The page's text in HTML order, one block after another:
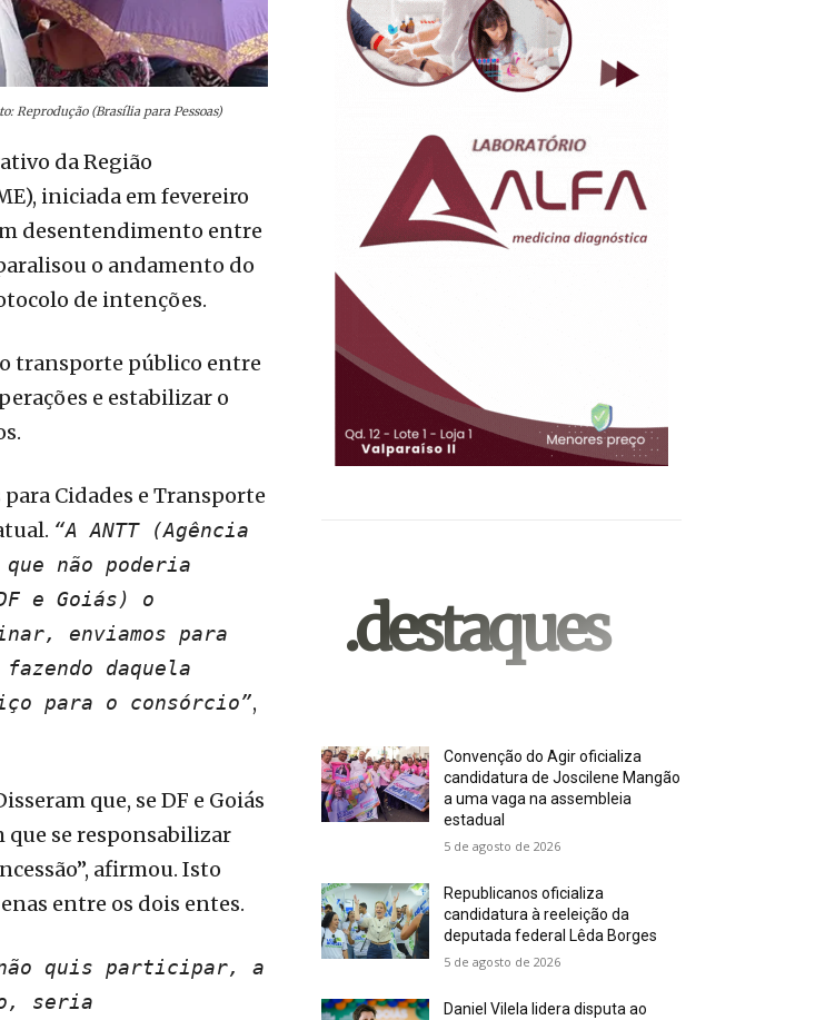
Reprodução (Brasília para Pessoas)
da Região
iniciada em fevereiro
desentendimento entre
o andamento do
de intenções.
transporte público entre
e estabilizar o
Cidades e Transporte
“A ANTT (Agência
não poderia
e Goiás) o
enviamos para
daquela
para o consórcio”,
que, se DF e Goiás
se responsabilizar
afirmou. Isto
entre os dois entes.
não quis participar, a
seria
.destaques
Convenção do Agir oficializa
candidatura de Joscilene Mangão
a uma vaga na assembleia
estadual
5 de agosto de 2026
Republicanos oficializa
candidatura à reeleição da
deputada federal Lêda Borges
5 de agosto de 2026
Daniel Vilela lidera disputa ao